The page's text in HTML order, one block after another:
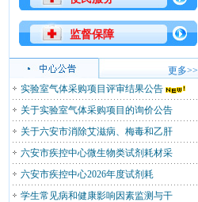
监督保障
更多>>
实验室气体采购项目评审结果公告
关于实验室气体采购项目的询价公告
关于六安市消除艾滋病、梅毒和乙肝
六安市疾控中心微生物类试剂耗材采
六安市疾控中心2026年度试剂耗
学生常见病和健康影响因素监测与干